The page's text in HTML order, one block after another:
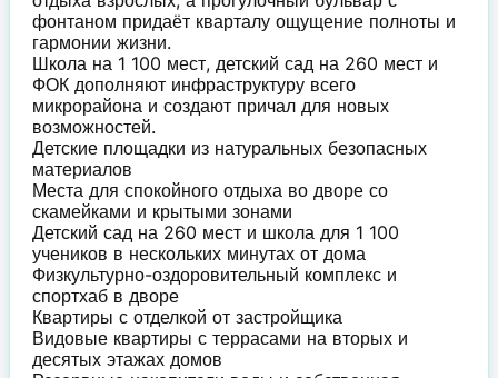
фонтаном придаёт кварталу ощущение полноты и
гармонии жизни.
Школа на 1 100 мест, детский сад на 260 мест и
ФОК дополняют инфраструктуру всего
микрорайона и создают причал для новых
возможностей.
Детские площадки из натуральных безопасных
материалов
Места для спокойного отдыха во дворе со
скамейками и крытыми зонами
Детский сад на 260 мест и школа для 1 100
учеников в нескольких минутах от дома
Физкультурно-оздоровительный комплекс и
спортхаб в дворе
Квартиры с отделкой от застройщика
Видовые квартиры с террасами на вторых и
десятых этажах домов